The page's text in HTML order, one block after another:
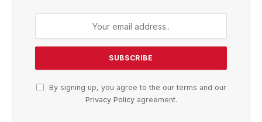
By signing up, you agree to the our terms and our
Privacy Policyagreement.